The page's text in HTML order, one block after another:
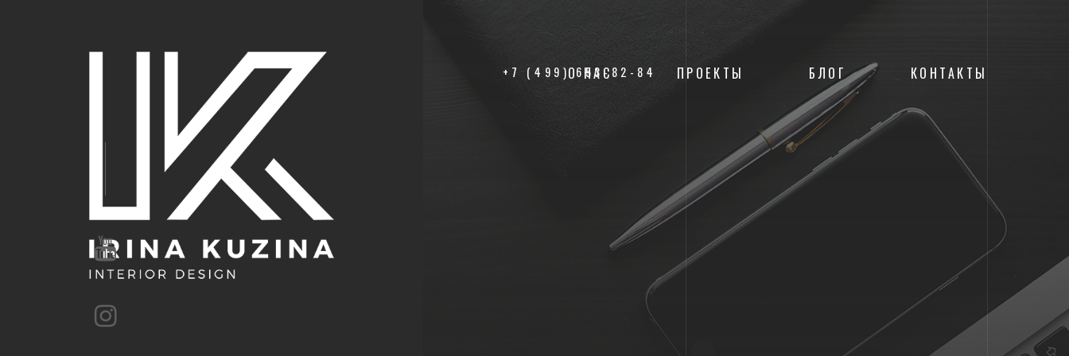
+7 (499) 653-82-84
О НАС ПРОЕКТЫ БЛОГ КОНТАКТЫ